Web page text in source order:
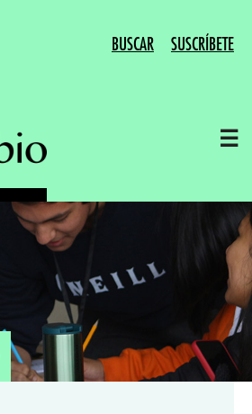
BUSCAR SUSCRÍBETE
☰